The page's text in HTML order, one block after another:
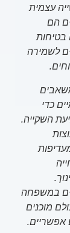
עצמית
הם
לשמירה
כדי
השקייה.
במשפחה
מוכנים